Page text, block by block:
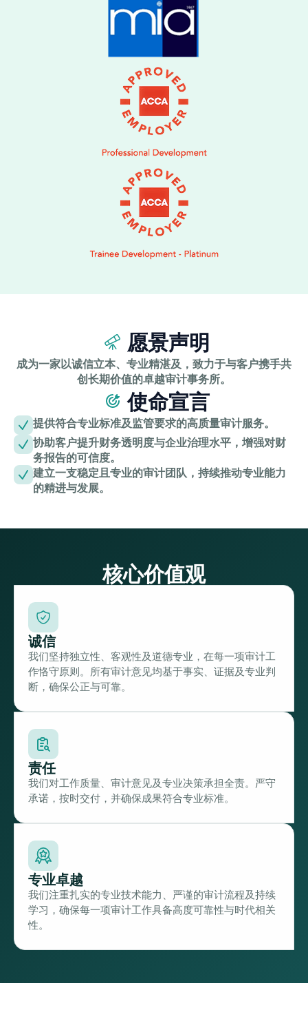
愿景声明
成为一家以诚信立本、专业精湛及，致力于与客户携手共
创长期价值的卓越审计事务所。
使命宣言
提供符合专业标准及监管要求的高质量审计服务。
协助客户提升财务透明度与企业治理水平，增强对财
务报告的可信度。
建立一支稳定且专业的审计团队，持续推动专业能力
的精进与发展。
核心价值观
诚信
我们坚持独立性、客观性及道德专业，在每一项审计工
作恪守原则。所有审计意见均基于事实、证据及专业判
断，确保公正与可靠。
责任
我们对工作质量、审计意见及专业决策承担全责。严守
承诺，按时交付，并确保成果符合专业标准。
专业卓越
我们注重扎实的专业技术能力、严谨的审计流程及持续
学习，确保每一项审计工作具备高度可靠性与时代相关
性。